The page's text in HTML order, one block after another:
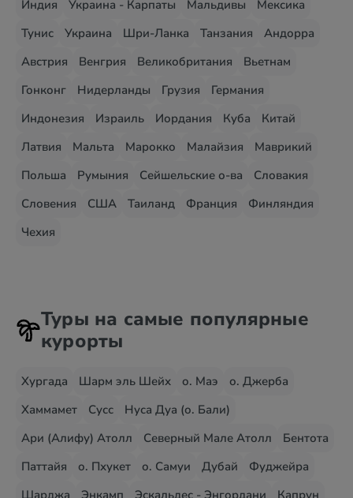
Индия Украина - Карпаты Мальдивы
Мексика
Тунис
Украина Шри-Ланка Танзания
Андорра
Австрия
Венгрия Великобритания
Вьетнам
Гонконг
Нидерланды Грузия
Германия
Индонезия
Израиль Иордания Куба
Китай
Латвия
Мальта Марокко Малайзия
Маврикий
Польша
Румыния Сейшельские о-ва
Словакия
Словения
США Таиланд Франция
Финляндия
Чехия
Туры на самые популярные
курорты
Хургада Шарм эль Шейх о. Маэ
о. Джерба
Хаммамет
Сусс
Нуса Дуа (о. Бали)
Ари (Алифу) Атолл
Северный Мале Атолл
Бентота
Паттайя
о. Пхукет о. Самуи Дубай
Фуджейра
Шарджа
Энкамп Эскальдес - Энгордани
Капрун